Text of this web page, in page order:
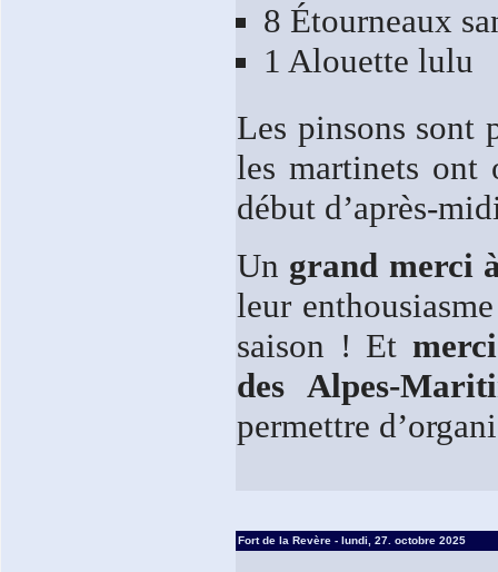
8 Étourneaux
1 Alouette lulu
Les pinsons sont
les martinets ont
début d’après-
Un grand merci
leur
saison ! Et
des Alpes-
permettre
Fort de la Revère - lundi, 27. octobre 2025